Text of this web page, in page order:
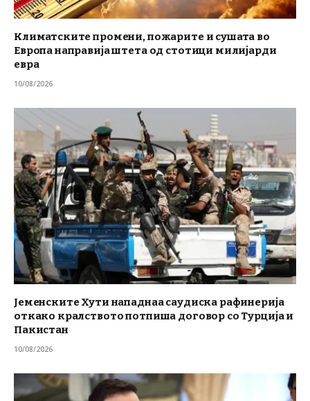
Климатските промени, пожарите и сушата во
Европа направија штета од стотици милијарди
евра
10/08/2026
Јеменските Хути нападнаа саудиска рафинерија
откако кралството потпиша договор со Турција и
Пакистан
10/08/2026